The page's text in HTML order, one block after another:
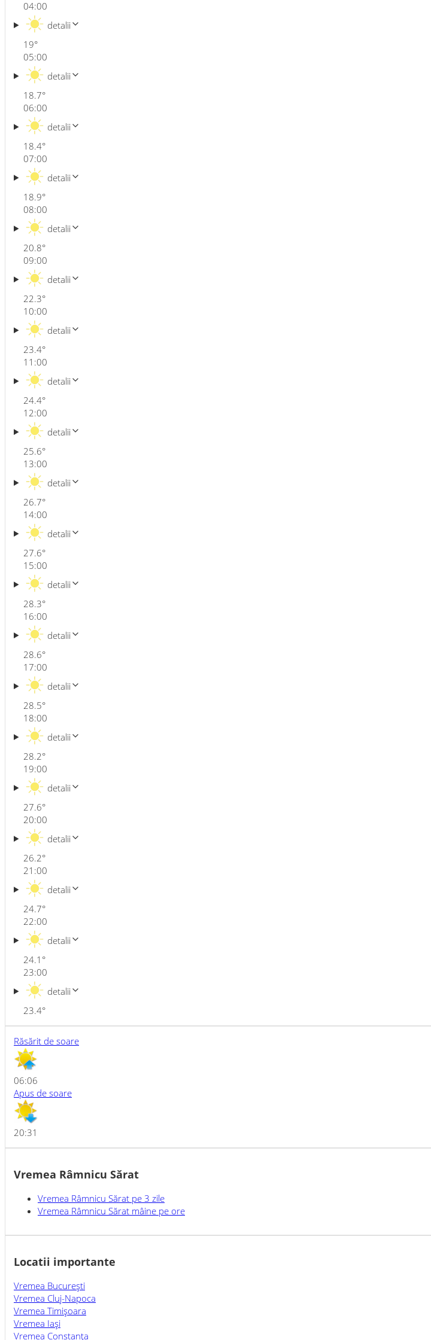
04:00
19°
detalii
05:00
18.7°
detalii
06:00
18.4°
detalii
07:00
18.9°
detalii
08:00
20.8°
detalii
09:00
22.3°
detalii
10:00
23.4°
detalii
11:00
24.4°
detalii
12:00
25.6°
detalii
13:00
26.7°
detalii
14:00
27.6°
detalii
15:00
28.3°
detalii
16:00
28.6°
detalii
17:00
28.5°
detalii
18:00
28.2°
detalii
19:00
27.6°
detalii
20:00
26.2°
detalii
21:00
24.7°
detalii
22:00
24.1 °
detalii
23:00
23.4°
detalii
Răsărit de soare
06:06
Apus de soare
20:31
Vremea Râmnicu Sărat
Vremea Râmnicu Sărat pe 3 zile
Vremea Râmnicu Sărat mâine pe ore
Locatii importante
Vremea Bucureşti
Vremea Cluj-Napoca
Vremea Timişoara
Vremea Iaşi
Vremea Constanţa